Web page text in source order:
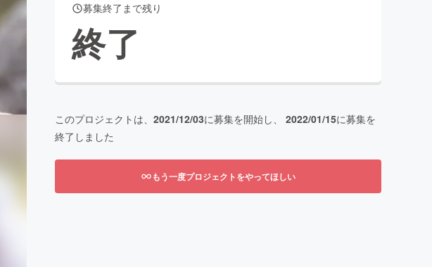
Creation
募集終了まで残り
終了
このプロジェクトは、 2021/12/03に募集を開始し、 2022/01/15に募集を
終了しました
もう一度プロジェクトをやってほしい